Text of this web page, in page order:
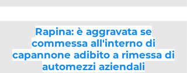
Rapina: è aggravata se
commessa all'interno di
capannone adibito a rimessa di
automezzi aziendali